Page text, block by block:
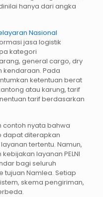
hanya dari angka
Nasional
jasa logistik
kategori
general cargo, dry
kendaraan. Pada
ketentuan berat
atau karung, tarif
tarif berdasarkan
contoh nyata bahwa
dapat diterapkan
tertentu. Namun,
layanan PELNI
bagi seluruh
tujuan Namlea. Setiap
skema pengiriman,